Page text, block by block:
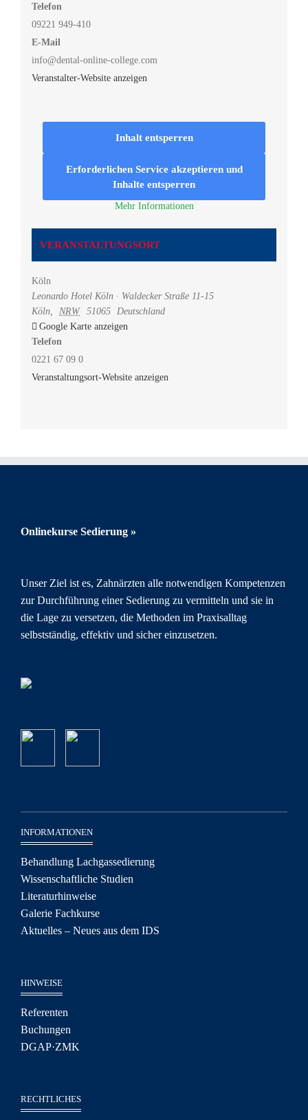
Telefon
09221 949-410
E-Mail
info@dental-online-college.com
Veranstalter-Website anzeigen
VERANSTALTUNGSORT
Köln
Leonardo Hotel Köln · Waldecker Straße 11-15
Köln, NRW 51065
Deutschland
Google Karte anzeigen
Telefon
0221 67 09 0
Veranstaltungsort-Website anzeigen
Inhalt entsperren
Erforderlichen Service akzeptieren und
Inhalte entsperren
Mehr Informationen
Onlinekurse Sedierung »
Unser Ziel ist es, Zahnärzten alle notwendigen Kompetenzen
zur Durchführung einer Sedierung zu vermitteln und sie in
die Lage zu versetzen, die Methoden im Praxisalltag
selbstständig, effektiv und sicher einzusetzen.
INFORMATIONEN
Behandlung Lachgassedierung
Wissenschaftliche Studien
Literaturhinweise
Galerie Fachkurse
Aktuelles – Neues aus dem IDS
HINWEISE
Referenten
Buchungen
DGAP·ZMK
RECHTLICHES